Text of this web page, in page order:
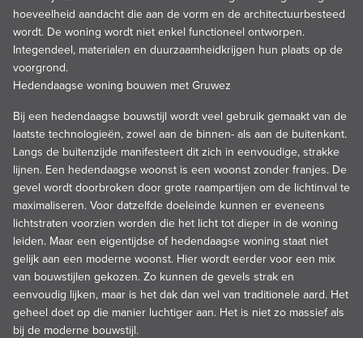
hoeveelheid aandacht die aan de vorm en de architectuurbesteed
wordt. De woning wordt niet enkel functioneel ontworpen.
Integendeel, materialen en duurzaamheidkrijgen hun plaats op de
voorgrond.
Hedendaagse woning bouwen met Gruwez
Bij een hedendaagse bouwstijl wordt veel gebruik gemaakt van de
laatste technologieën, zowel aan de binnen- als aan de buitenkant.
Langs de buitenzijde manifesteert dit zich in eenvoudige, strakke
lijnen. Een hedendaagse woonst is een woonst zonder franjes. De
gevel wordt doorbroken door grote raampartijen om de lichtinval te
maximaliseren. Voor datzelfde doeleinde kunnen er eveneens
lichtstraten voorzien worden die het licht tot dieper in de woning
leiden. Maar een eigentijdse of hedendaagse woning staat niet
gelijk aan een moderne woonst. Hier wordt eerder voor een mix
van bouwstijlen gekozen. Zo kunnen de gevels strak en
eenvoudig lijken, maar is het dak dan wel van traditionele aard. Het
geheel doet op die manier luchtiger aan. Het is niet zo massief als
bij de moderne bouwstijl.